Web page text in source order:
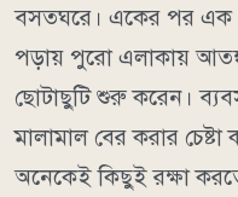
বসতঘরে। একের পর এক
পড়ায় পুরো এলাকায়
ছোটাছুটি শুরু করেন।
মালামাল বের করার
অনেকেই কিছুই রক্ষা